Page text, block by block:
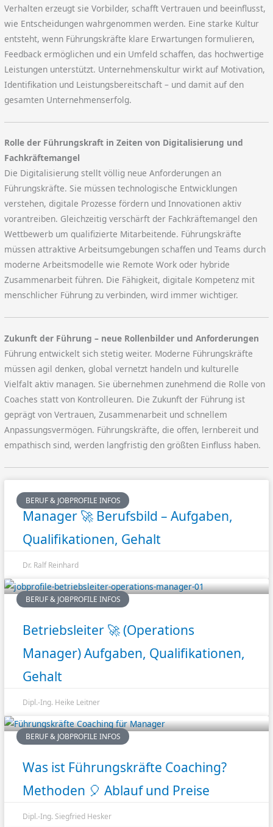
Verhalten erzeugt sie Vorbilder, schafft Vertrauen und beeinflusst,
wie Entscheidungen wahrgenommen werden. Eine starke Kultur
entsteht, wenn Führungskräfte klare Erwartungen formulieren,
Feedback ermöglichen und ein Umfeld schaffen, das hochwertige
Leistungen unterstützt. Unternehmenskultur wirkt auf Motivation,
Identifikation und Leistungsbereitschaft – und damit auf den
gesamten Unternehmenserfolg.
Rolle der Führungskraft in Zeiten von Digitalisierung und
Fachkräftemangel
Die Digitalisierung stellt völlig neue Anforderungen an
Führungskräfte. Sie müssen technologische Entwicklungen
verstehen, digitale Prozesse fördern und Innovationen aktiv
vorantreiben. Gleichzeitig verschärft der Fachkräftemangel den
Wettbewerb um qualifizierte Mitarbeitende. Führungskräfte
müssen attraktive Arbeitsumgebungen schaffen und Teams durch
moderne Arbeitsmodelle wie Remote Work oder hybride
Zusammenarbeit führen. Die Fähigkeit, digitale Kompetenz mit
menschlicher Führung zu verbinden, wird immer wichtiger.
Zukunft der Führung – neue Rollenbilder und Anforderungen
Führung entwickelt sich stetig weiter. Moderne Führungskräfte
müssen agil denken, global vernetzt handeln und kulturelle
Vielfalt aktiv managen. Sie übernehmen zunehmend die Rolle von
Coaches statt von Kontrolleuren. Die Zukunft der Führung ist
geprägt von Vertrauen, Zusammenarbeit und schnellem
Anpassungsvermögen. Führungskräfte, die offen, lernbereit und
empathisch sind, werden langfristig den größten Einfluss haben.
BERUF & JOBPROFILE INFOS
Manager 🚀 Berufsbild – Aufgaben,
Qualifikationen, Gehalt
Dr. Ralf Reinhard
BERUF & JOBPROFILE INFOS
Betriebsleiter 🚀 (Operations
Manager) Aufgaben, Qualifikationen,
Gehalt
Dipl.-Ing. Heike Leitner
BERUF & JOBPROFILE INFOS
Was ist Führungskräfte Coaching?
Methoden 🎈 Ablauf und Preise
Dipl.-Ing. Siegfried Hesker